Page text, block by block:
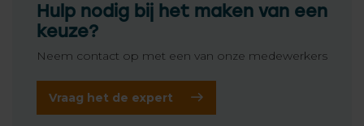
Hulp nodig bij het maken van een
keuze?
Neem contact op met een van onze medewerkers
Vraag het de expert